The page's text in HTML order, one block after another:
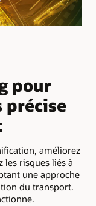
pour
améliorez
les risques liés à
une approche
du transport.